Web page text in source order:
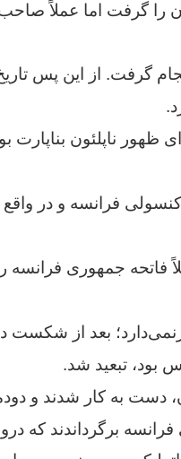
گرفت اما عملاً صاحب
گرفت. از این پس
ظهور ناپلئون
رژیم کنسولی فرانسه و در
بعد از شکست
دست به کار شدند و
برگرداندند که